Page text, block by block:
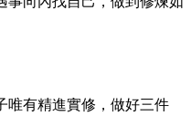
唯有精進實修，做好三件